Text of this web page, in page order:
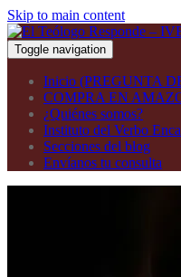
Skip to main content
Toggle navigation
Inicio (PREGUNTA
COMPRA EN
¿Quiénes somos?
Instituto del Verbo
Secciones del blog
Envíanos tu consulta